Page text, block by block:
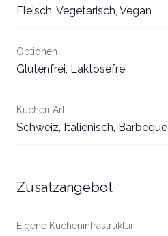
Fleisch, Vegetarisch, Vegan
Optionen
Glutenfrei, Laktosefrei
Küchen Art
Schweiz, Italienisch, Barbeque
Zusatzangebot
Eigene Kücheninfrastruktur